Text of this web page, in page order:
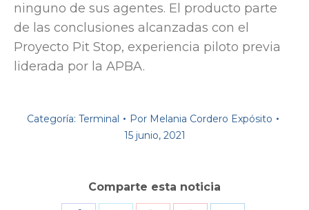
ninguno de sus agentes. El producto parte
de las conclusiones alcanzadas con el
Proyecto Pit Stop, experiencia piloto previa
liderada por la APBA.
Categoría: Terminal Por Melania Cordero Expósito
15 junio, 2021
Comparte esta noticia